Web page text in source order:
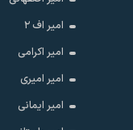
امیر اف ۲
امیر اکرامی
امیر امیری
امیر ایمانی